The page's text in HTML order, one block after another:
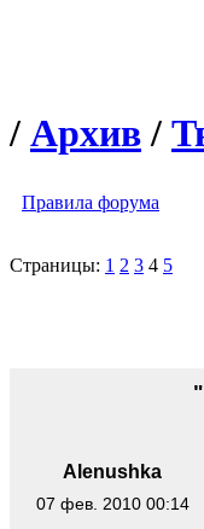
/ Архив /
Правила форума
Страницы: 1 2 3 4 5
Alenushka
07 фев. 2010 00:14